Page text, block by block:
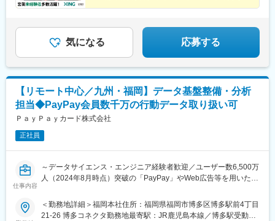
年功序列ではなく、意思と成果を出した人材が正当に評価され、
・統括センター長：複数拠点を束ね、エリア全体の戦略・P/Lを統
変更の範囲：会社の定める業務
気になる 応募する
【リモート中心／九州・福岡】データ基盤整備・分析
担当◆PayPay会員数千万の行動データ取り扱い可
ＰａｙＰａｙカード株式会社
正社員
仕事内容
～データサイエンス・エンジニア経験者歓迎／ユーザー数6,500万
人（2024年8月時点）突破の「PayPay」やWeb広告等を用いた分
当社では、PayPayミニアプリ上のクレジットというQR決済・
PayPayカードの会員獲得、利用促進の2つの領域でのプロモーシ
＜勤務地詳細＞福岡本社住所：福岡県福岡市博多区博多駅前4丁目
21-26 博多コネクタ勤務地最寄駅：JR鹿児島本線／博多駅受動喫